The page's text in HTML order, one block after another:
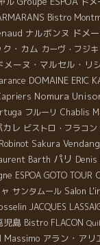
Bistro
ナルボンヌ ドメ
ク・カム カーヴ・フジキ
メーヌ・マルセル・リ
DOMAINE ERIC
Nomura
フルーリ Chablis
カレ ビストロ・フラコン
Sakura
Barth パリ
ESPOA GOTO TOUR
サンタムール Salon
JACQUES
児島 Bistro FLACON
Massimo アラン・アリ